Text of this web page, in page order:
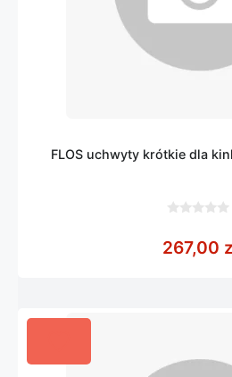
FLOS uchwyty krótkie dla
5
267,00